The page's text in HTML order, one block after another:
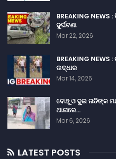
BREAKING
ଦୁର୍ଘଟଣା
Mar 22, 2026
BREAKING
ଉଦ୍ଧାର
Mar 14, 2026
ବୋହୂ ଓ ଦୁଇ ନାତିଙ୍କ
ଥାନାରେ…
Mar 6, 2026
LATEST POSTS